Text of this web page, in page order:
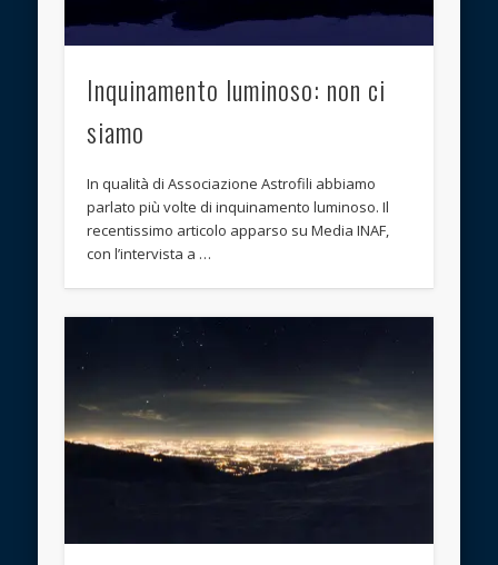
Inquinamento luminoso: non ci
siamo
In qualità di Associazione Astrofili abbiamo
parlato più volte di inquinamento luminoso. Il
recentissimo articolo apparso su Media INAF,
con l’intervista a …